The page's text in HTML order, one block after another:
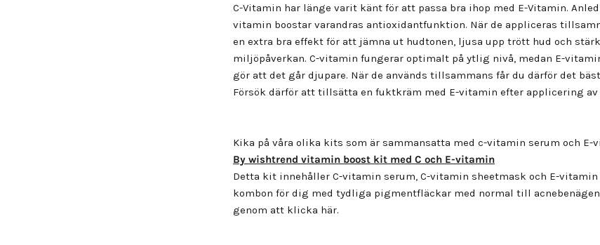
C-Vitamin har länge varit känt för att passa bra ihop med E-Vitamin.
vitamin boostar varandras antioxidantfunktion. När de appliceras
en extra bra effekt för att jämna ut hudtonen, ljusa upp trött hud och
miljöpåverkan. C-vitamin fungerar optimalt på ytlig nivå, medan E-
gör att det går djupare. När de används tillsammans får du därför det
Försök därför att tillsätta en fuktkräm med E-vitamin efter applicering av
Kika på våra olika kits som är sammansatta med c-vitamin serum och E-
By wishtrend vitamin boost kit med C och E-vitamin
Detta kit innehåller C-vitamin serum, C-vitamin sheetmask och E-vitamin
kombon för dig med tydliga pigmentfläckar med normal till
genom att klicka här.